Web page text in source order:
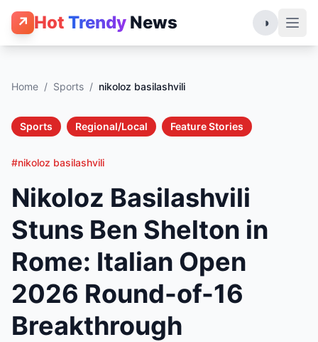
↗ Hot Trendy News ◑
Home / Sports / nikoloz basilashvili
Sports Regional/Local Feature Stories
#nikoloz basilashvili
Nikoloz Basilashvili
Stuns Ben Shelton in
Rome: Italian Open
2026 Round-of-16
Breakthrough